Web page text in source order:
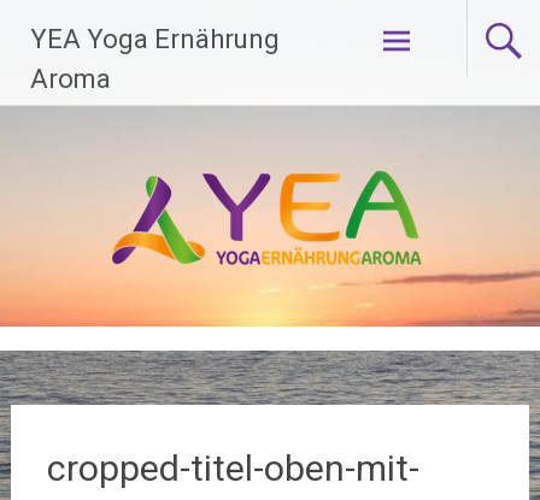
Inhalt
springen
YEA Yoga Ernährung
Aroma
cropped-titel-oben-mit-